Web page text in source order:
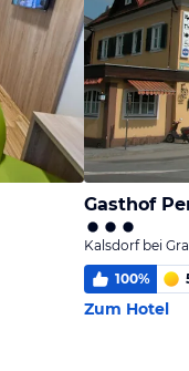
Gasthof
Kalsdorf bei
100%
Zum Hotel